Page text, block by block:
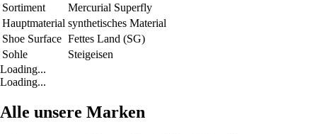
Sortiment
Mercurial Superfly
Hauptmaterial synthetisches Material
Shoe Surface Fettes Land (SG)
Sohle
Steigeisen
Loading...
Loading...
Alle unsere Marken